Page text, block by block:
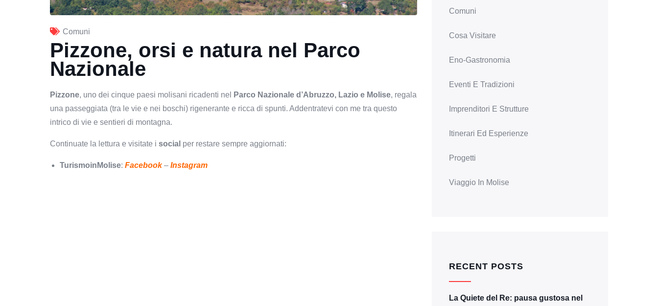
Comuni
Pizzone, orsi e natura nel Parco
Nazionale
Pizzone, uno dei cinque paesi molisani ricadenti nel Parco Nazionale d’Abruzzo, Lazio e Molise, regala
una passeggiata (tra le vie e nei boschi) rigenerante e ricca di spunti. Addentratevi con me tra questo
intrico di vie e sentieri di montagna.
Continuate la lettura e visitate i social per restare sempre aggiornati:
TurismoinMolise: Facebook – Instagram
Comuni
Cosa Visitare
Eno-Gastronomia
Eventi E Tradizioni
Imprenditori E Strutture
Itinerari Ed Esperienze
Progetti
Viaggio In Molise
RECENT POSTS
La Quiete del Re: pausa gustosa nel